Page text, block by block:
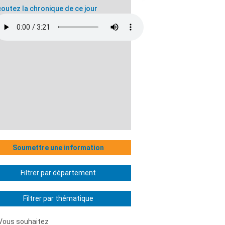
la chronique de ce jour
Soumettre une information
Filtrer par département
Filtrer par thématique
souhaitez